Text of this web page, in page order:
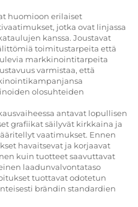
huomioon erilaiset
jotka ovat linjassa
kanssa. Joustavat
toimitustarpeita että
markkinointitarpeita
varmistaa, että
olosuhteiden
antavat lopullisen
grafiikat säilyvät kirkkaina ja
vaatimukset. Ennen
havaitsevat ja korjaavat
kuin tuotteet saavuttavat
laadunvalvontataso
tuottavat odotetun
brändin standardien